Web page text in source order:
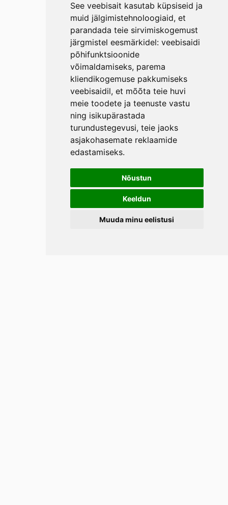
See veebisait kasutab küpsiseid ja
muid jälgimistehnoloogiaid, et
parandada teie sirvimiskogemust
järgmistel eesmärkidel: veebisaidi
põhifunktsioonide
võimaldamiseks, parema
kliendikogemuse pakkumiseks
veebisaidil, et mõõta teie huvi
meie toodete ja teenuste vastu
ning isikupärastada
turundustegevusi, teie jaoks
asjakohasemate reklaamide
edastamiseks.
Nõustun
Keeldun
Muuda minu eelistusi